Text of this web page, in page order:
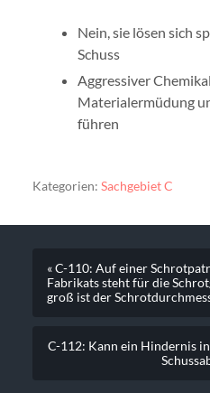
Nein, sie lösen sich
Schuss
Aggressiver
Materialermüdung
führen
Kategorien: Sachgebiet C
« C-110: Auf einer
Fabrikats steht für die
groß ist der
C-112: Kann ein Hindernis